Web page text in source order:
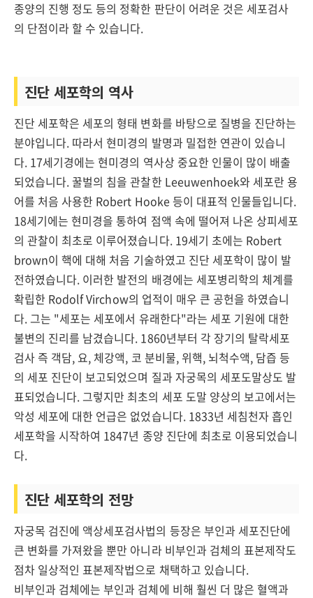
종양의 진행 정도 등의 정확한 판단이 어려운 것은 세포검사
의 단점이라 할 수 있습니다.
진단 세포학의 역사
진단 세포학은 세포의 형태 변화를 바탕으로 질병을 진단하는
분야입니다. 따라서 현미경의 발명과 밀접한 연관이 있습니
다. 17세기경에는 현미경의 역사상 중요한 인물이 많이 배출
되었습니다. 꿀벌의 침을 관찰한 Leeuwenhoek와 세포란 용
어를 처음 사용한 Robert Hooke 등이 대표적 인물들입니다.
18세기에는 현미경을 통하여 점액 속에 떨어져 나온 상피세포
의 관찰이 최초로 이루어졌습니다. 19세기 초에는 Robert
brown이 핵에 대해 처음 기술하였고 진단 세포학이 많이 발
전하였습니다. 이러한 발전의 배경에는 세포병리학의 체계를
확립한 Rodolf Virchow의 업적이 매우 큰 공헌을 하였습니
다. 그는 "세포는 세포에서 유래한다"라는 세포 기원에 대한
불변의 진리를 남겼습니다. 1860년부터 각 장기의 탈락세포
검사 즉 객담, 요, 체강액, 코 분비물, 위핵, 뇌척수액, 담즙 등
의 세포 진단이 보고되었으며 질과 자궁목의 세포도말상도 발
표되었습니다. 그렇지만 최초의 세포 도말 양상의 보고에서는
악성 세포에 대한 언급은 없었습니다. 1833년 세침천자 흡인
세포학을 시작하여 1847년 종양 진단에 최초로 이용되었습니
다.
진단 세포학의 전망
자궁목 검진에 액상세포검사법의 등장은 부인과 세포진단에
큰 변화를 가져왔을 뿐만 아니라 비부인과 검체의 표본제작도
점차 일상적인 표본제작법으로 채택하고 있습니다.
비부인과 검체에는 부인과 검체에 비해 훨씬 더 많은 혈액과